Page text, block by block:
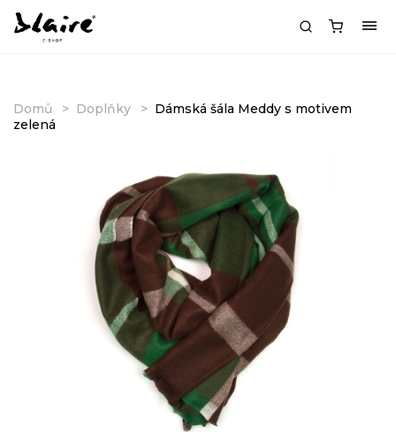
Domů Doplňky
Dámská šála Meddy s motivem
zelená